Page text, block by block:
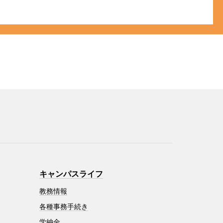
キャンパスライフ
教務情報
各種事務手続き